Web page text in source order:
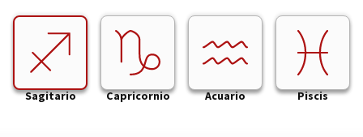
Sagitario Capricornio Acuario Piscis